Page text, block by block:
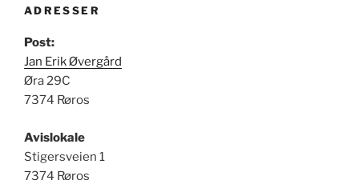
ADRESSER
Post:
Jan Erik Øvergård
Øra 29C
7374 Røros
Avislokale
Stigersveien 1
7374 Røros